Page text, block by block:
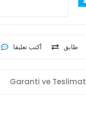
أكتب تعليقا طابق
Garanti ve Teslimat